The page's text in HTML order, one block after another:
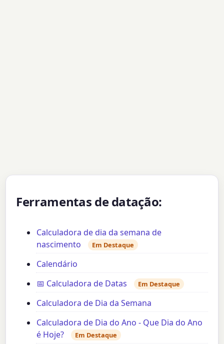
Ferramentas de datação:
Calculadora de dia da semana de
nascimento
Em Destaque
Calendário
📅 Calculadora de Datas
Em Destaque
Calculadora de Dia da Semana
Calculadora de Dia do Ano - Que Dia do Ano
é Hoje?
Em Destaque